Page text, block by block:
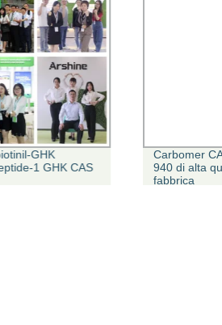
GHK
1 GHK CAS
Carbomer
940 di alta
fabbrica